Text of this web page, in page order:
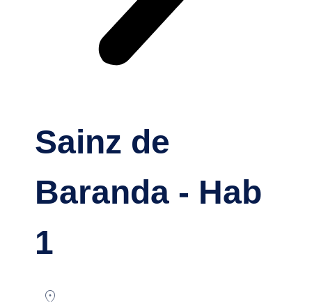
Sainz de
Baranda - Hab
1
location_on